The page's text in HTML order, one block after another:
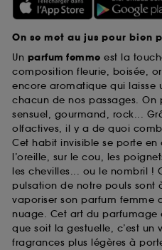
On se met au jus pour bien
Un parfum femme est la
composition fleurie, boisée,
encore aromatique qui laisse
chacun de nos passages. On
sensuel, gourmand, rock...
olfactives, il y a de quoi
Cet habit invisible se porte
l’oreille, sur le cou, les
les chevilles... ou le nombril !
pulsation de notre pouls sont
vaporiser son parfum femme
nuage. Cet art du parfumage
que soit la gestuelle, c’est un
fragrances plus légères à